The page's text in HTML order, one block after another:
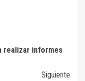
realizar informes
Siguiente